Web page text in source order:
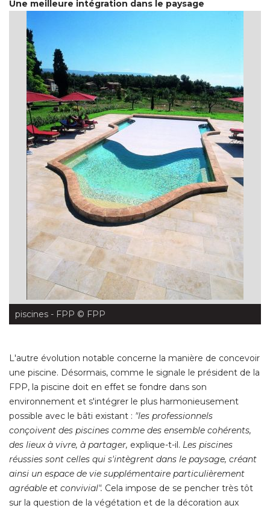
Une meilleure intégration dans le paysage
piscines - FPP © FPP
L'autre évolution notable concerne la manière de concevoir
une piscine. Désormais, comme le signale le président de la
FPP, la piscine doit en effet se fondre dans son
environnement et s'intégrer le plus harmonieusement
possible avec le bâti existant : "les professionnels
conçoivent des piscines comme des ensemble cohérents,
des lieux à vivre, à partager, explique-t-il. Les piscines
réussies sont celles qui s'intègrent dans le paysage, créant
ainsi un espace de vie supplémentaire particulièrement
agréable et convivial". Cela impose de se pencher très tôt
sur la question de la végétation et de la décoration aux